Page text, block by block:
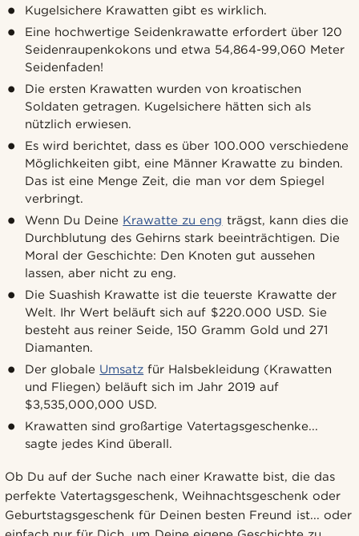
Kugelsichere Krawatten gibt es wirklich.
Eine hochwertige Seidenkrawatte erfordert über 120
Seidenraupenkokons und etwa 54,864-99,060 Meter
Seidenfaden!
Die ersten Krawatten wurden von kroatischen
Soldaten getragen. Kugelsichere hätten sich als
nützlich erwiesen.
Es wird berichtet, dass es über 100.000 verschiedene
Möglichkeiten gibt, eine Männer Krawatte zu binden.
Das ist eine Menge Zeit, die man vor dem Spiegel
verbringt.
Wenn Du Deine Krawatte zu eng trägst, kann dies die
Durchblutung des Gehirns stark beeinträchtigen. Die
Moral der Geschichte: Den Knoten gut aussehen
lassen, aber nicht zu eng.
Die Suashish Krawatte ist die teuerste Krawatte der
Welt. Ihr Wert beläuft sich auf $220.000 USD. Sie
besteht aus reiner Seide, 150 Gramm Gold und 271
Diamanten.
Der globale Umsatz für Halsbekleidung (Krawatten
und Fliegen) beläuft sich im Jahr 2019 auf
$3,535,000,000 USD.
Krawatten sind großartige Vatertagsgeschenke...
sagte jedes Kind überall.
Ob Du auf der Suche nach einer Krawatte bist, die das
perfekte Vatertagsgeschenk, Weihnachtsgeschenk oder
Geburtstagsgeschenk für Deinen besten Freund ist... oder